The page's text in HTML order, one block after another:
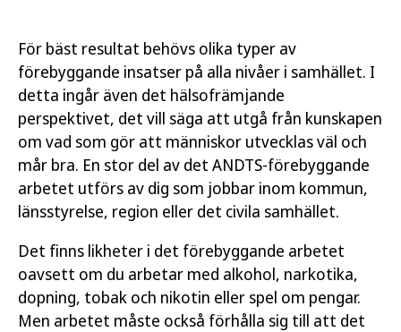
För bäst resultat behövs olika typer av
förebyggande insatser på alla nivåer i samhället. I
detta ingår även det hälsofrämjande
perspektivet, det vill säga att utgå från kunskapen
om vad som gör att människor utvecklas väl och
mår bra. En stor del av det ANDTS-förebyggande
arbetet utförs av dig som jobbar inom kommun,
länsstyrelse, region eller det civila samhället.
Det finns likheter i det förebyggande arbetet
oavsett om du arbetar med alkohol, narkotika,
dopning, tobak och nikotin eller spel om pengar.
Men arbetet måste också förhålla sig till att det